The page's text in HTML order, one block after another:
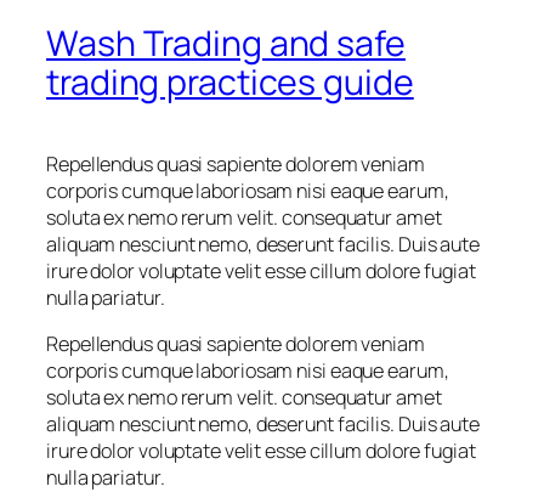
Wash Trading and safe
trading practices guide
Repellendus quasi sapiente dolorem veniam
corporis cumque laboriosam nisi eaque earum,
soluta ex nemo rerum velit. consequatur amet
aliquam nesciunt nemo, deserunt facilis. Duis aute
irure dolor voluptate velit esse cillum dolore fugiat
nulla pariatur.
Repellendus quasi sapiente dolorem veniam
corporis cumque laboriosam nisi eaque earum,
soluta ex nemo rerum velit. consequatur amet
aliquam nesciunt nemo, deserunt facilis. Duis aute
irure dolor voluptate velit esse cillum dolore fugiat
nulla pariatur.